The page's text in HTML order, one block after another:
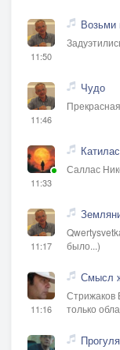
11:50
Возьми
11:46
Чудо
11:33
Саллас
11:17
было...)
11:16
Смысл
Стрижаков
только